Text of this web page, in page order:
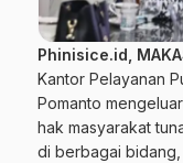
Phinisice.id,
Kantor Pelayanan
Pomanto
hak masyarakat
di berbagai